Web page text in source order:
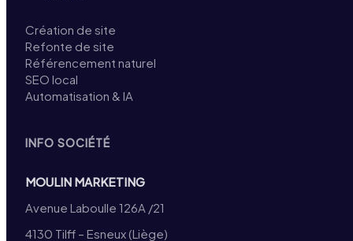
Création de site
Refonte de site
Référencement naturel
SEO local
Automatisation & IA
INFO SOCIÉTÉ
MOULIN MARKETING
Avenue Laboulle 126A /21
4130 Tilff – Esneux (Liège)